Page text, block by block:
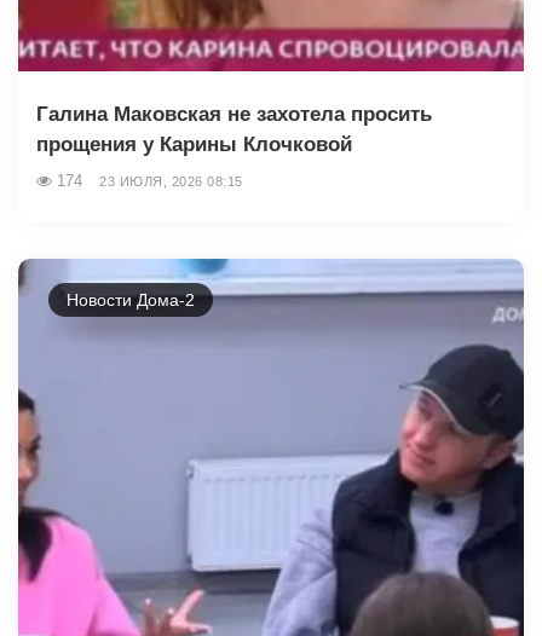
Галина Маковская не захотела просить
прощения у Карины Клочковой
174 23 ИЮЛЯ, 2026 08:15
Новости Дома-2